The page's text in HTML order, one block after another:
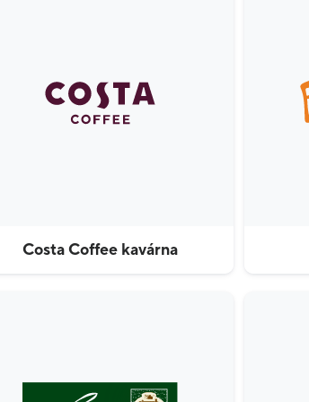
Costa Coffee kavárna